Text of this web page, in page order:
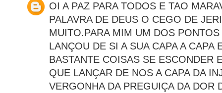
OI A PAZ PARA TODOS E TAO
PALAVRA DE DEUS O CEGO DE
MUITO.PARA MIM UM DOS
LANÇOU DE SI A SUA CAPA A CAPA
BASTANTE COISAS SE ESCONDER
QUE LANÇAR DE NOS A CAPA DA
VERGONHA DA PREGUIÇA DA DOR